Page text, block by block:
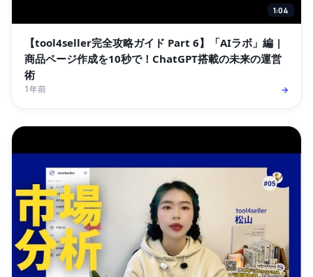
1:04
【tool4seller完全攻略ガイド Part 6】「AIラボ」編 |
商品ページ作成を10秒で！ChatGPT搭載の未来の運営
術
1年前 →